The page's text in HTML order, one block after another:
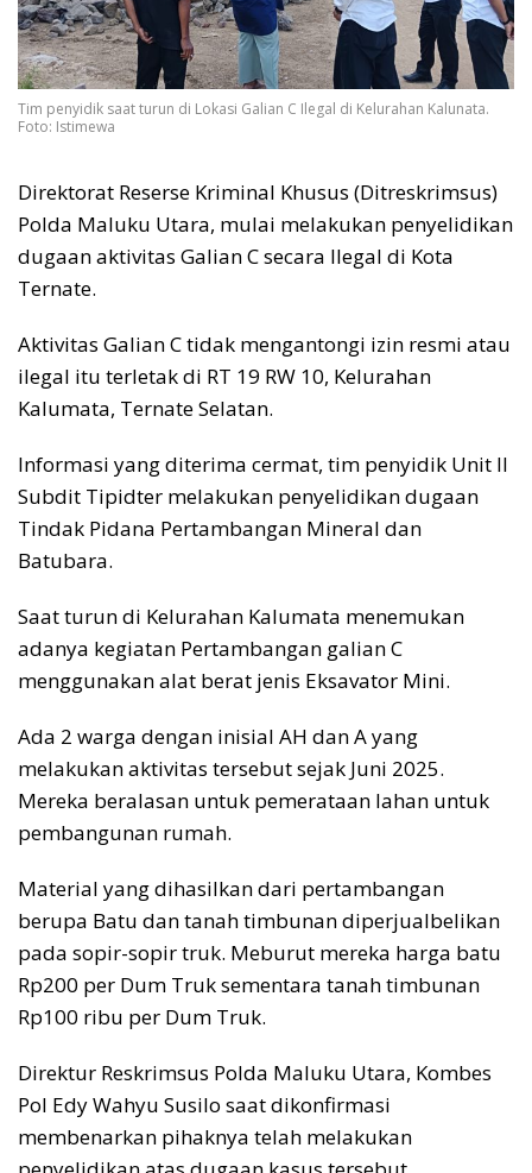
Tim penyidik saat turun di Lokasi Galian C Ilegal di Kelurahan Kalunata.
Foto: Istimewa
Direktorat Reserse Kriminal Khusus (Ditreskrimsus)
Polda Maluku Utara, mulai melakukan penyelidikan
dugaan aktivitas Galian C secara Ilegal di Kota
Ternate.
Aktivitas Galian C tidak mengantongi izin resmi atau
ilegal itu terletak di RT 19 RW 10, Kelurahan
Kalumata, Ternate Selatan.
Informasi yang diterima cermat, tim penyidik Unit II
Subdit Tipidter melakukan penyelidikan dugaan
Tindak Pidana Pertambangan Mineral dan
Batubara.
Saat turun di Kelurahan Kalumata menemukan
adanya kegiatan Pertambangan galian C
menggunakan alat berat jenis Eksavator Mini.
Ada 2 warga dengan inisial AH dan A yang
melakukan aktivitas tersebut sejak Juni 2025.
Mereka beralasan untuk pemerataan lahan untuk
pembangunan rumah.
Material yang dihasilkan dari pertambangan
berupa Batu dan tanah timbunan diperjualbelikan
pada sopir-sopir truk. Meburut mereka harga batu
Rp200 per Dum Truk sementara tanah timbunan
Rp100 ribu per Dum Truk.
Direktur Reskrimsus Polda Maluku Utara, Kombes
Pol Edy Wahyu Susilo saat dikonfirmasi
membenarkan pihaknya telah melakukan